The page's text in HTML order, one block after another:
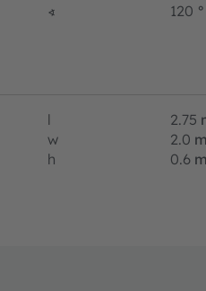
∢ 120 °
l 2.75
w
2.0
h
0.6